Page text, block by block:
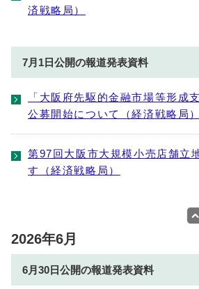
済戦略局）
7月1日公開の報道発表資料
「大阪府先駆的金融市場等形成
公募開始について（経済戦略局）
第97回大阪市大規模小売店舗立
す（経済戦略局）
2026年6月
6月30日公開の報道発表資料